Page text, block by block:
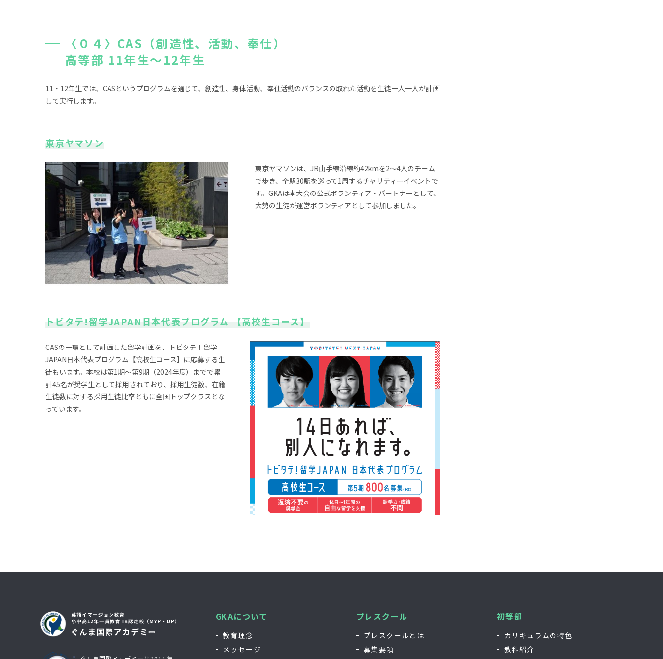
〈０４〉CAS（創造性、活動、奉仕）
高等部 11年生～12年生
11・12年生では、CASというプログラムを通じて、創造性、身体活動、奉仕活動のバランスの取れた活動を生徒一人一人が計画
して実行します。
東京ヤマソン
東京ヤマソンは、JR山手線沿線約42kmを2～4人のチーム
で歩き、全駅30駅を巡って1周するチャリティーイベントで
す。GKAは本大会の公式ボランティア・パートナーとして、
大勢の生徒が運営ボランティアとして参加しました。
トビタテ!留学JAPAN日本代表プログラム 【高校生コース】
CASの一環として計画した留学計画を、トビタテ！留学
JAPAN日本代表プログラム【高校生コース】に応募する生
徒もいます。本校は第1期～第9期（2024年度）までで累
計45名が奨学生として採用されており、採用生徒数、在籍
生徒数に対する採用生徒比率ともに全国トップクラスとな
っています。
GKAについて
教育理念
メッセージ
プレスクール
プレスクールとは
募集要項
初等部
カリキュラムの特色
教科紹介